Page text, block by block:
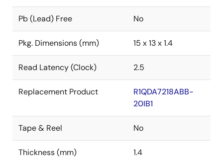
Pb (Lead) Free No
Pkg. Dimensions (mm) 15 x 13 x 1.4
Read Latency (Clock) 2.5
Replacement Product
R1QDA7218ABB-
20IB1
Tape & Reel No
Thickness (mm) 1.4